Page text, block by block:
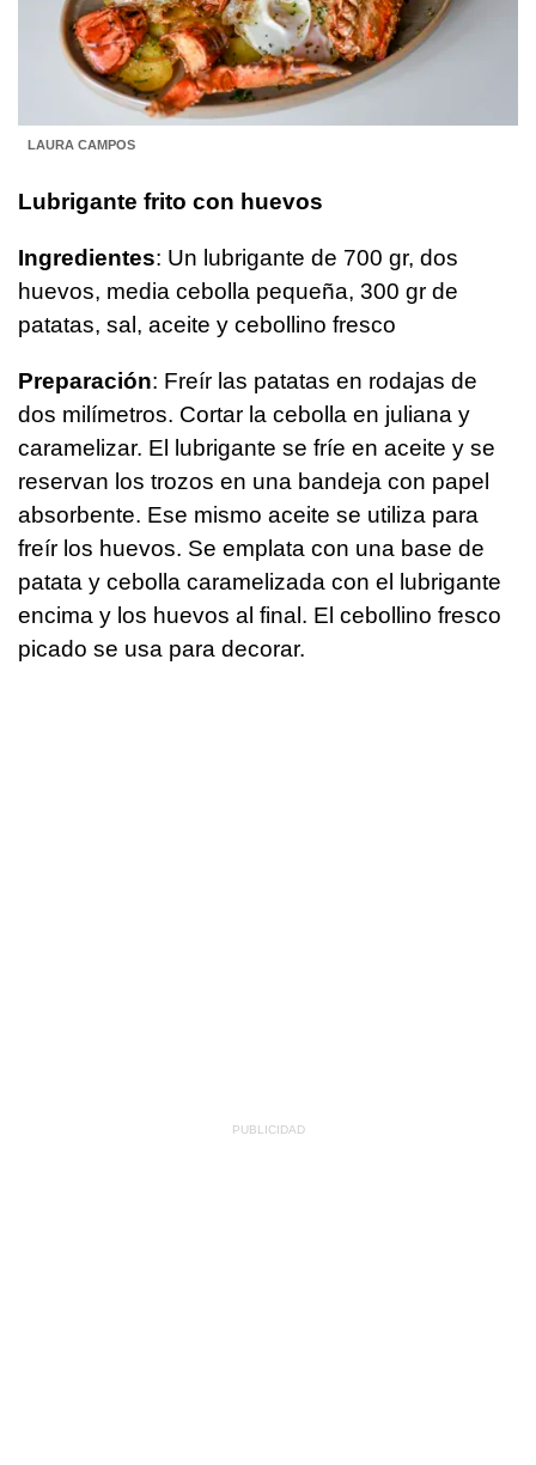
LAURA CAMPOS
Lubrigante frito con huevos
Ingredientes: Un lubrigante de 700 gr, dos
huevos, media cebolla pequeña, 300 gr de
patatas, sal, aceite y cebollino fresco
Preparación: Freír las patatas en rodajas de
dos milímetros. Cortar la cebolla en juliana y
caramelizar. El lubrigante se fríe en aceite y se
reservan los trozos en una bandeja con papel
absorbente. Ese mismo aceite se utiliza para
freír los huevos. Se emplata con una base de
patata y cebolla caramelizada con el lubrigante
encima y los huevos al final. El cebollino fresco
picado se usa para decorar.